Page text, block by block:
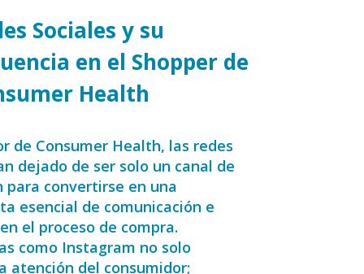
Sociales y su
en el Shopper de
Health
de Consumer Health, las redes
dejado de ser solo un canal de
para convertirse en una
esencial de comunicación e
el proceso de compra.
como Instagram no solo
atención del consumidor;